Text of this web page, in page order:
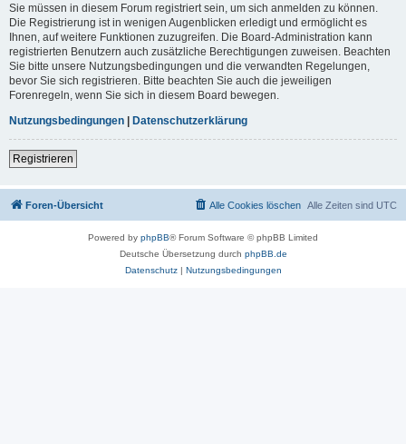
Sie müssen in diesem Forum registriert sein, um sich anmelden zu können.
Die Registrierung ist in wenigen Augenblicken erledigt und ermöglicht es
Ihnen, auf weitere Funktionen zuzugreifen. Die Board-Administration kann
registrierten Benutzern auch zusätzliche Berechtigungen zuweisen. Beachten
Sie bitte unsere Nutzungsbedingungen und die verwandten Regelungen,
bevor Sie sich registrieren. Bitte beachten Sie auch die jeweiligen
Forenregeln, wenn Sie sich in diesem Board bewegen.
Nutzungsbedingungen | Datenschutzerklärung
Registrieren
Foren-Übersicht Alle Zeiten sind UTC
Alle Cookies löschen
Powered by phpBB® Forum Software © phpBB Limited
Deutsche Übersetzung durch phpBB.de
Datenschutz| Nutzungsbedingungen